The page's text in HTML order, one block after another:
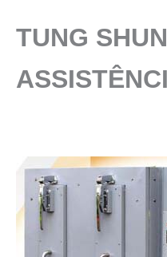
TUNG